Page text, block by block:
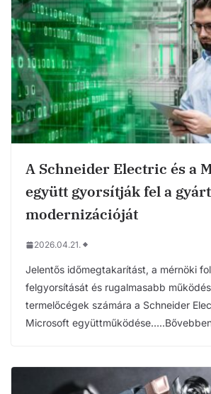
A Schneider Electric és a
együtt gyorsítják fel a
modernizációját
2026.04.21.
Jelentős időmegtakarítást, a mérnöki
felgyorsítását és rugalmasabb
termelőcégek számára a Schneider
Microsoft